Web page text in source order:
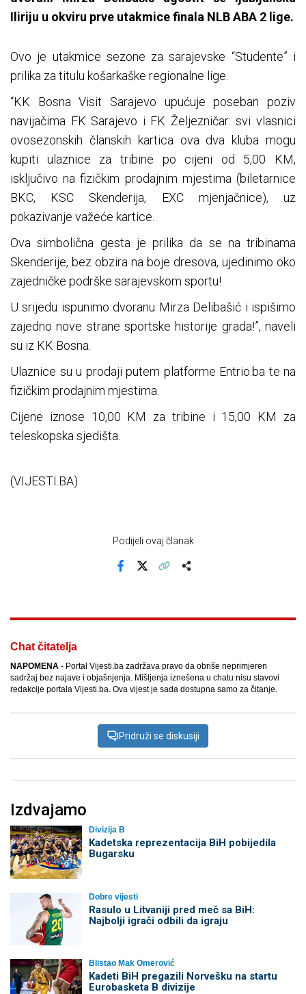
Iliriju u okviru prve utakmice finala NLB ABA 2 lige.
Ovo je utakmice sezone za sarajevske “Studente” i
prilika za titulu košarkaške regionalne lige.
“KK Bosna Visit Sarajevo upućuje poseban poziv
navijačima FK Sarajevo i FK Željezničar: svi vlasnici
ovosezonskih članskih kartica ova dva kluba mogu
kupiti ulaznice za tribine po cijeni od 5,00 KM,
isključivo na fizičkim prodajnim mjestima (biletarnice
BKC, KSC Skenderija, EXC mjenjačnice), uz
pokazivanje važeće kartice.
Ova simbolična gesta je prilika da se na tribinama
Skenderije, bez obzira na boje dresova, ujedinimo oko
zajedničke podrške sarajevskom sportu!
U srijedu ispunimo dvoranu Mirza Delibašić i ispišimo
zajedno nove strane sportske historije grada!”, naveli
su iz KK Bosna.
Ulaznice su u prodaji putem platforme Entrio.ba te na
fizičkim prodajnim mjestima.
Cijene iznose 10,00 KM za tribine i 15,00 KM za
teleskopska sjedišta.
(VIJESTI.BA)
Podijeli ovaj članak
Chat čitatelja
NAPOMENA - Portal Vijesti.ba zadržava pravo da obriše neprimjeren
sadržaj bez najave i objašnjenja. Mišljenja iznešena u chatu nisu stavovi
redakcije portala Vijesti.ba. Ova vijest je sada dostupna samo za čitanje.
Pridruži se diskusiji
Izdvajamo
Divizija B
Kadetska reprezentacija BiH pobijedila
Bugarsku
Dobre vijesti
Rasulo u Litvaniji pred meč sa BiH:
Najbolji igrači odbili da igraju
Blistao Mak Omerović
Kadeti BiH pregazili Norvešku na startu
Eurobasketa B divizije